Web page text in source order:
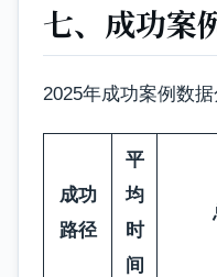
七、成功案
2025年成功案例数据
成功
路径
平
均
时
间